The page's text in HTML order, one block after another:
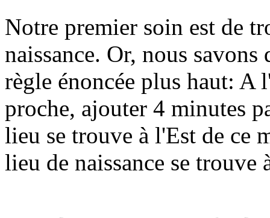
Notre premier soin est de
naissance. Or, nous
règle énoncée plus haut: A
proche, ajouter 4 minutes
lieu se trouve à l'Est de ce
lieu de naissance se